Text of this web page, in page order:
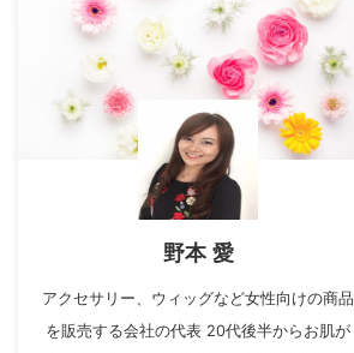
野本 愛
アクセサリー、ウィッグなど女性向けの商品
を販売する会社の代表 20代後半からお肌が